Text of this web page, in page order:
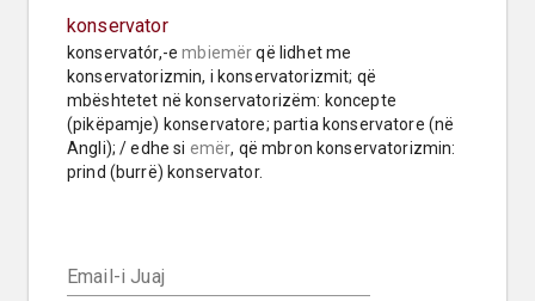
konservator
konservatór,-e mbiemër që lidhet me
konservatorizmin, i konservatorizmit; që
mbështetet në konservatorizëm: koncepte
(pikëpamje) konservatore; partia konservatore (në
Angli); / edhe si emër, që mbron konservatorizmin:
prind (burrë) konservator.
Email-i Juaj